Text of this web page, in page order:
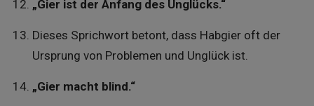
„Gier ist der Anfang des Unglücks.“
Dieses Sprichwort betont, dass Habgier oft der
Ursprung von Problemen und Unglück ist.
„Gier macht blind.“